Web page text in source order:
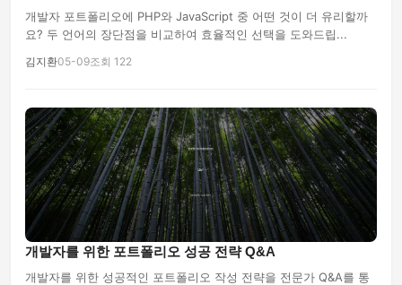
개발자 포트폴리오에 PHP와 JavaScript 중 어떤 것이 더 유리할까
요? 두 언어의 장단점을 비교하여 효율적인 선택을 도와드립...
김지환05-09조회 122
개발자를 위한 포트폴리오 성공 전략 Q&A
개발자를 위한 성공적인 포트폴리오 작성 전략을 전문가 Q&A를 통